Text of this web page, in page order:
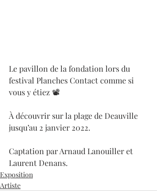
Le pavillon de la fondation lors du
festival Planches Contact comme si
vous y étiez 📽
À découvrir sur la plage de Deauville
jusqu’au 2 janvier 2022.
Captation par Arnaud Lanouiller et
Laurent Denans.
Exposition
Artiste